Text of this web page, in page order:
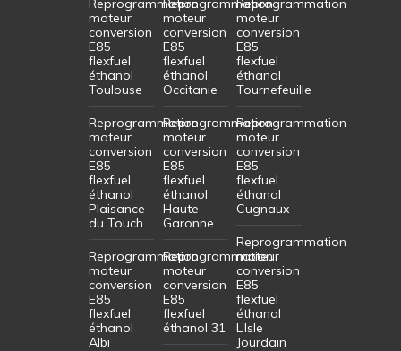
Reprogrammation
moteur
conversion
E85
flexfuel
éthanol
Toulouse
Reprogrammation
moteur
conversion
E85
flexfuel
éthanol
Plaisance
du Touch
Reprogrammation
moteur
conversion
E85
flexfuel
éthanol
Albi
Reprogrammation
moteur
conversion
E85
flexfuel
éthanol
Occitanie
Reprogrammation
moteur
conversion
E85
flexfuel
éthanol
Haute
Garonne
Reprogrammation
moteur
conversion
E85
flexfuel
éthanol 31
Reprogrammation
moteur
conversion
E85
flexfuel
éthanol
Tournefeuille
Reprogrammation
moteur
conversion
E85
flexfuel
éthanol
Cugnaux
Reprogrammation
moteur
conversion
E85
flexfuel
éthanol
L’Isle
Jourdain